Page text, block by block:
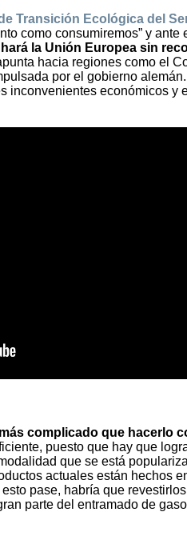
Transición Ecológica del
como consumiremos” y ante
la Unión Europea sin
hacia regiones como el
por el gobierno
inconvenientes económicos y
complicado que hacerlo
puesto que hay que
que se está
actuales están hechos
pase, habría que
parte del entramado de